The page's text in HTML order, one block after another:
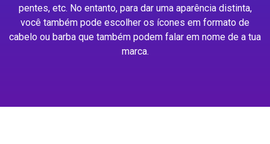
pentes, etc. No entanto, para dar uma aparência distinta,
você também pode escolher os ícones em formato de
cabelo ou barba que também podem falar em nome de a tua
marca.